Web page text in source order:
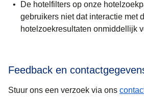
De hotelfilters op onze
gebruikers niet dat interactie met
hotelzoekresultaten onmiddellijk
Feedback en
Stuur ons een verzoek via ons